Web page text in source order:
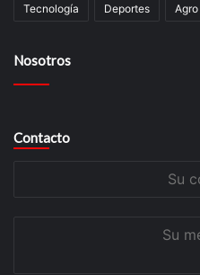
Tecnologí­a Deportes Agro
Nosotros
Contacto